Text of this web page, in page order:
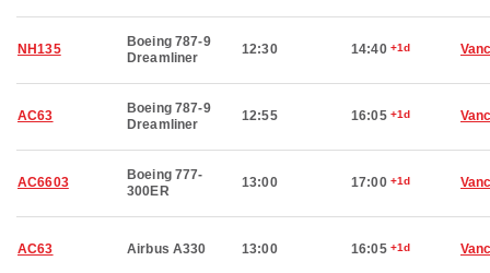
NH135
Boeing 787-9
Dreamliner
12:30 14:40 +1d
AC63
Boeing 787-9
Dreamliner
12:55 16:05 +1d
AC6603
Boeing 777-
300ER
13:00 17:00 +1d
AC63 Airbus A330 13:00 16:05 +1d